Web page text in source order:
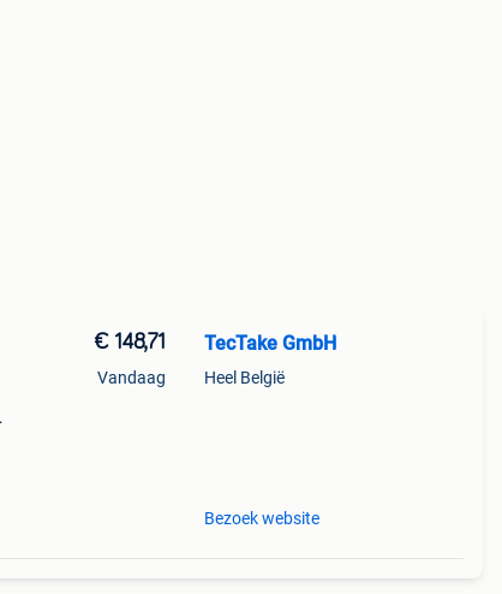
€ 148,71
Vandaag
TecTake GmbH
Heel België
Bezoek website